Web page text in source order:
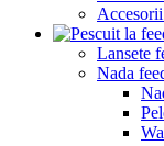
Lansete
Nada